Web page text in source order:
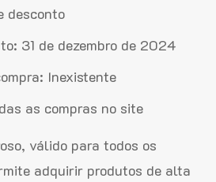
desconto
31 de dezembro de 2024
Inexistente
as compras no site
válido para todos os
adquirir produtos de alta